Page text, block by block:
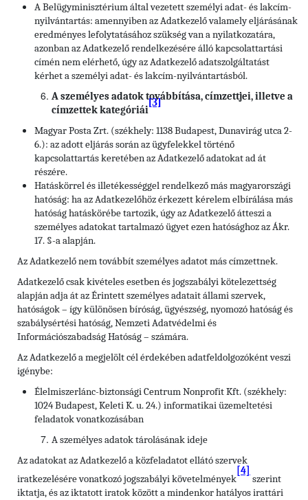
A Belügyminisztérium által vezetett személyi adat- és lakcím-
nyilvántartás: amennyiben az Adatkezelő valamely eljárásának
eredményes lefolytatásához szükség van a nyilatkozatára,
azonban az Adatkezelő rendelkezésére álló kapcsolattartási
címén nem elérhető, úgy az Adatkezelő adatszolgáltatást
kérhet a személyi adat- és lakcím-nyilvántartásból.
A személyes adatok továbbítása, címzettjei, illetve a
címzettek kategóriái
[3]
Magyar Posta Zrt. (székhely: 1138 Budapest, Dunavirág utca 2-
6.): az adott eljárás során az ügyfelekkel történő
kapcsolattartás keretében az Adatkezelő adatokat ad át
részére.
Hatáskörrel és illetékességgel rendelkező más magyarországi
hatóság: ha az Adatkezelőhöz érkezett kérelem elbírálása más
hatóság hatáskörébe tartozik, úgy az Adatkezelő átteszi a
személyes adatokat tartalmazó ügyet ezen hatósághoz az Ákr.
17. §-a alapján.
Az Adatkezelő nem továbbít személyes adatot más címzettnek.
Adatkezelő csak kivételes esetben és jogszabályi kötelezettség
alapján adja át az Érintett személyes adatait állami szervek,
hatóságok – így különösen bíróság, ügyészség, nyomozó hatóság és
szabálysértési hatóság, Nemzeti Adatvédelmi és
Információszabadság Hatóság – számára.
Az Adatkezelő a megjelölt cél érdekében adatfeldolgozóként veszi
igénybe:
Élelmiszerlánc-biztonsági Centrum Nonprofit Kft. (székhely:
1024 Budapest, Keleti K. u. 24.) informatikai üzemeltetési
feladatok vonatkozásában
A személyes adatok tárolásának ideje
Az adatokat az Adatkezelő a közfeladatot ellátó szervek
iratkezelésére vonatkozó jogszabályi követelmények
[4]
szerint
iktatja, és az iktatott iratok között a mindenkor hatályos irattári